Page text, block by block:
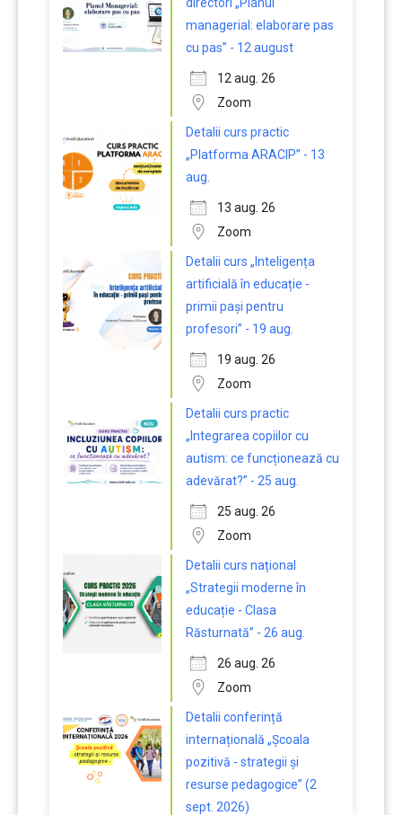
managerial: elaborare pas
cu pas” - 12 august
12 aug. 26
Zoom
Detalii curs practic
„Platforma ARACIP” - 13
aug.
13 aug. 26
Zoom
Detalii curs „Inteligența
artificială în educație -
primii pași pentru
profesori” - 19 aug.
19 aug. 26
Zoom
Detalii curs practic
„Integrarea copiilor cu
autism: ce funcționează cu
adevărat?” - 25 aug.
25 aug. 26
Zoom
Detalii curs național
„Strategii moderne în
educație - Clasa
Răsturnată” - 26 aug.
26 aug. 26
Zoom
Detalii conferință
internațională „Școala
pozitivă - strategii și
resurse pedagogice” (2
sept. 2026)